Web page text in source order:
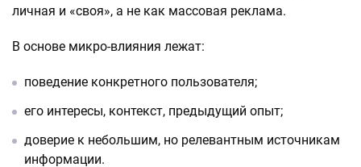
личная и «своя», а не как массовая реклама.
В основе микро-влияния лежат:
поведение конкретного пользователя;
его интересы, контекст, предыдущий опыт;
доверие к небольшим, но релевантным источникам
информации.